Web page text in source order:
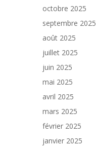
octobre 2025
septembre 2025
août 2025
juillet 2025
juin 2025
mai 2025
avril 2025
mars 2025
février 2025
janvier 2025